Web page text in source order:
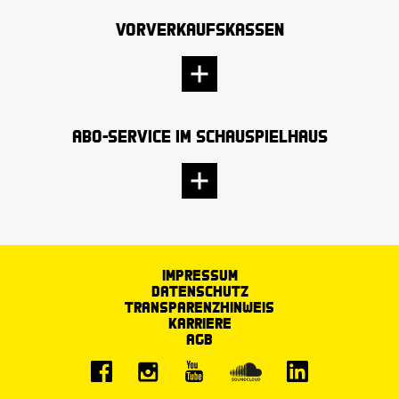
Vorverkaufskassen
Abo-Service im Schauspielhaus
Impressum
Datenschutz
Transparenzhinweis
Karriere
AGB